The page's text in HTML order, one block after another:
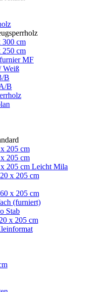
300 cm
250 cm
MF
Weiß
B
B
205 cm
205 cm
205 cm Leicht Mila
x 205 cm
x 205 cm
(furniert)
Stab
x 205 cm